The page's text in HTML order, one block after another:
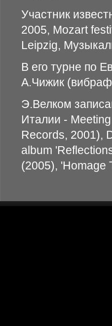
Участник
2005, Mozart
Leipzig,
В его турне по
А.Чижик
Э.Велком
Италии -
Records, 2001),
album
(2005), 'Homage